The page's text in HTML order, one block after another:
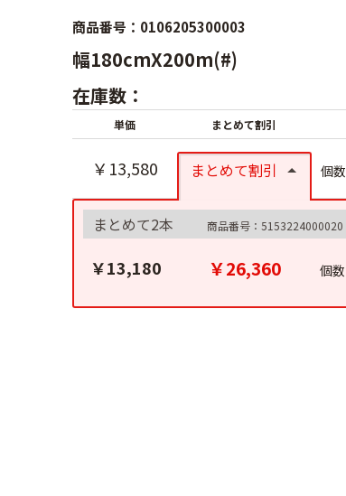
商品番号：0106205300003
幅180cmX200m(#)
在庫数：
単価 まとめて割引
￥13,580 まとめて割引 個数
まとめて2本 商品番号：5153224000020
￥13,180 ￥26,360 個数